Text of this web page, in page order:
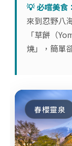
💡 必嚐美食：
來到忍野八
「草餅（
燒」，簡單
春櫻靈泉